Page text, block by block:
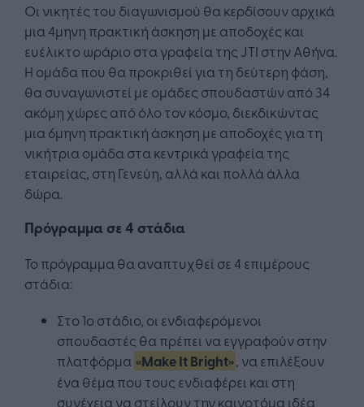
Οι νικητές του διαγωνισμού θα κερδίσουν αρχικά
μια 4μηνη πρακτική άσκηση με αποδοχές και
ευέλικτο ωράριο στα γραφεία της JTI στην Αθήνα.
Η ομάδα που θα προκριθεί για τη δεύτερη φάση,
θα συναγωνιστεί με ομάδες σπουδαστών από 34
ακόμη χώρες από όλο τον κόσμο, διεκδικώντας
μια 6μηνη πρακτική άσκηση με αποδοχές για τη
νικήτρια ομάδα στα κεντρικά γραφεία της
εταιρείας, στη Γενεύη, αλλά και πολλά άλλα
δώρα.
Πρόγραμμα σε 4 στάδια
Το πρόγραμμα θα αναπτυχθεί σε 4 επιμέρους
στάδια:
Στο 1ο στάδιο, οι ενδιαφερόμενοι
σπουδαστές θα πρέπει να εγγραφούν στην
πλατφόρμα «Make It Bright», να επιλέξουν
ένα θέμα που τους ενδιαφέρει και στη
συνέχεια να στείλουν την καινοτόμα ιδέα